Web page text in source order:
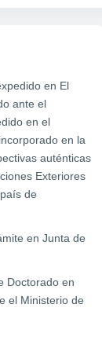
en El
ante el
en el
en la
auténticas
Exteriores
de
en Junta de
Doctorado en
el Ministerio de